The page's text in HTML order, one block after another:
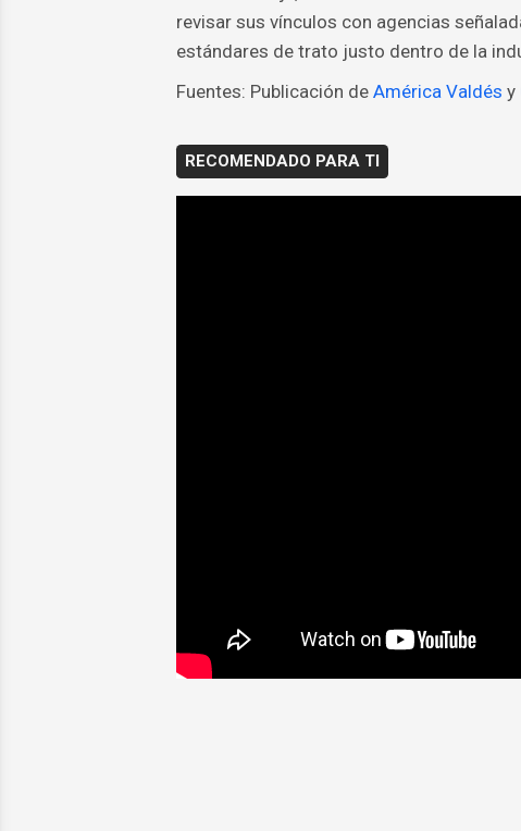
revisar sus vínculos con agencias
estándares de trato justo dentro de la
Fuentes: Publicación de América Valdés y
RECOMENDADO PARA TI